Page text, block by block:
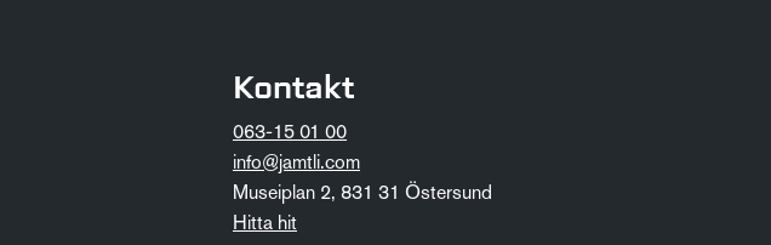
Kontakt
063-15 01 00
info@jamtli.com
Museiplan 2, 831 31 Östersund
Hitta hit